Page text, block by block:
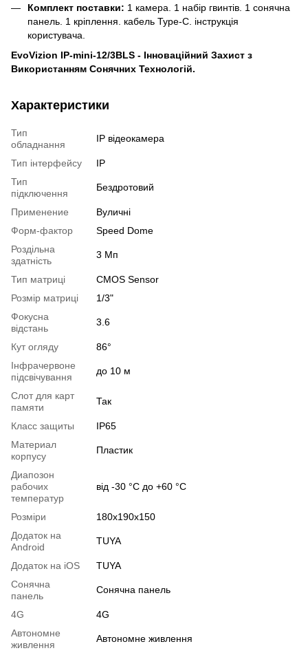
Комплект поставки: 1 камера. 1 набір гвинтів. 1 сонячна
панель. 1 кріплення. кабель Type-C. інструкція
користувача.
EvoVizion IP-mini-12/3BLS - Інноваційний Захист з
Використанням Сонячних Технологій.
Характеристики
Тип
обладнання
IP відеокамера
Тип інтерфейсу
IP
Тип
підключення
Бездротовий
Применение
Вуличні
Форм-фактор
Speed Dome
Роздільна
здатність
3 Мп
Тип матриці
CMOS Sensor
Розмір матриці
1/3"
Фокусна
відстань
3.6
Кут огляду
86°
Інфрачервоне
підсвічування
до 10 м
Слот для карт
памяти
Так
Класс защиты
IP65
Материал
корпусу
Пластик
Диапозон
рабочих
температур
від -30 °C до +60 °C
Розміри
180x190x150
Додаток на
Android
TUYA
Додаток на iOS
TUYA
Сонячна
панель
Сонячна панель
4G
4G
Автономне
живлення
Автономне живлення